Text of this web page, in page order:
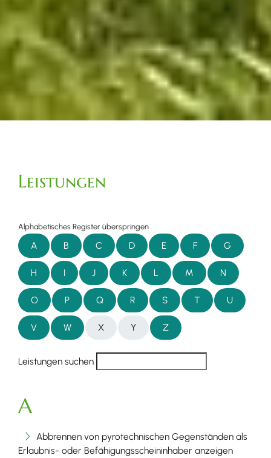
Leistungen
Alphabetisches Register überspringen
A B C D E F G
H I J K L M N
O P Q R S T U
V W X Y Z
Leistungen suchen
A
Abbrennen von pyrotechnischen Gegenständen als
Erlaubnis- oder Befähigungsscheininhaber anzeigen